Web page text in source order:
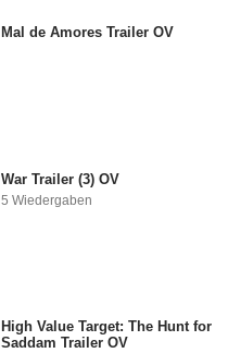
Mal de Amores Trailer OV
War Trailer (3) OV
5 Wiedergaben
High Value Target: The Hunt for
Saddam Trailer OV